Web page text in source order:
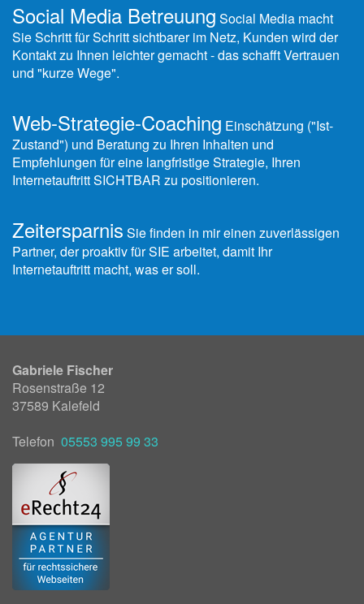
Social Media Betreuung Social Media macht
Sie Schritt für Schritt sichtbarer im Netz, Kunden wird der
Kontakt zu Ihnen leichter gemacht - das schafft Vertrauen
und "kurze Wege".
Web-Strategie-Coaching Einschätzung ("Ist-
Zustand") und Beratung zu Ihren Inhalten und
Empfehlungen für eine langfristige Strategie, Ihren
Internetauftritt SICHTBAR zu positionieren.
Zeitersparnis Sie finden in mir einen zuverlässigen
Partner, der proaktiv für SIE arbeitet, damit Ihr
Internetauftritt macht, was er soll.
Gabriele Fischer
Rosenstraße 12
37589 Kalefeld
Telefon 05553 995 99 33